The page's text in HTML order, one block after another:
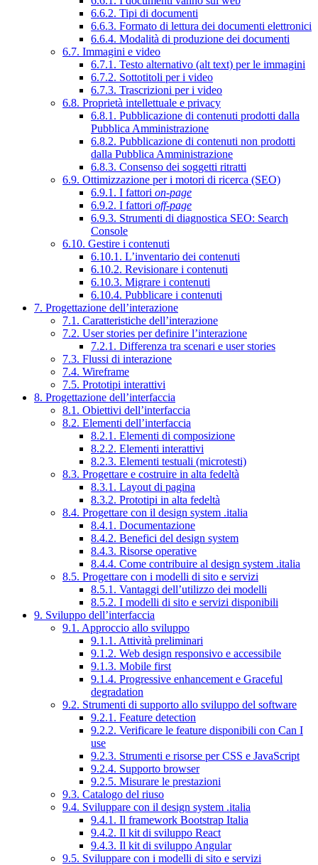
6.6.2. Tipi di documenti
6.6.3. Formato di lettura dei documenti elettronici
6.6.4. Modalità di produzione dei documenti
6.7. Immagini e video
6.7.1. Testo alternativo (alt text) per le immagini
6.7.2. Sottotitoli per i video
6.7.3. Trascrizioni per i video
6.8. Proprietà intellettuale e privacy
6.8.1. Pubblicazione di contenuti prodotti dalla
Pubblica Amministrazione
6.8.2. Pubblicazione di contenuti non prodotti
dalla Pubblica Amministrazione
6.8.3. Consenso dei soggetti ritratti
6.9. Ottimizzazione per i motori di ricerca (SEO)
6.9.1. I fattori on-page
6.9.2. I fattori off-page
6.9.3. Strumenti di diagnostica SEO: Search
Console
6.10. Gestire i contenuti
6.10.1. L’inventario dei contenuti
6.10.2. Revisionare i contenuti
6.10.3. Migrare i contenuti
6.10.4. Pubblicare i contenuti
7. Progettazione dell’interazione
7.1. Caratteristiche dell’interazione
7.2. User stories per definire l’interazione
7.2.1. Differenza tra scenari e user stories
7.3. Flussi di interazione
7.4. Wireframe
7.5. Prototipi interattivi
8. Progettazione dell’interfaccia
8.1. Obiettivi dell’interfaccia
8.2. Elementi dell’interfaccia
8.2.1. Elementi di composizione
8.2.2. Elementi interattivi
8.2.3. Elementi testuali (microtesti)
8.3. Progettare e costruire in alta fedeltà
8.3.1. Layout di pagina
8.3.2. Prototipi in alta fedeltà
8.4. Progettare con il design system .italia
8.4.1. Documentazione
8.4.2. Benefici del design system
8.4.3. Risorse operative
8.4.4. Come contribuire al design system .italia
8.5. Progettare con i modelli di sito e servizi
8.5.1. Vantaggi dell’utilizzo dei modelli
8.5.2. I modelli di sito e servizi disponibili
9. Sviluppo dell’interfaccia
9.1. Approccio allo sviluppo
9.1.1. Attività preliminari
9.1.2. Web design responsivo e accessibile
9.1.3. Mobile first
9.1.4. Progressive enhancement e Graceful
degradation
9.2. Strumenti di supporto allo sviluppo del software
9.2.1. Feature detection
9.2.2. Verificare le feature disponibili con Can I
use
9.2.3. Strumenti e risorse per CSS e JavaScript
9.2.4. Supporto browser
9.2.5. Misurare le prestazioni
9.3. Catalogo del riuso
9.4. Sviluppare con il design system .italia
9.4.1. Il framework Bootstrap Italia
9.4.2. Il kit di sviluppo React
9.4.3. Il kit di sviluppo Angular
9.5. Sviluppare con i modelli di sito e servizi